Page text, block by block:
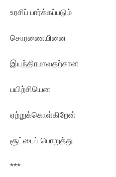
உரசிப் பார்க்கப்படும்
சொரணையினை
இயந்திரமாவதற்கான
பயிற்சியென
ஏற்றுக்கொள்கிறேன்
சூட்டைப் பொறுத்து
***